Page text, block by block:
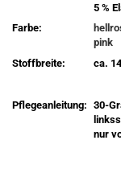
5 %
Farbe:
pink
Stoffbreite:
ca.
Pflegeanleitung: 30-
nur